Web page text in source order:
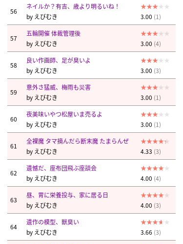
56
ネイルか？有吉、歳より明るいね！
by えびむき 3.00 (1)
57
五輪開催 体裁管理後
by えびむき 3.00 (4)
58
良い作画師、足が臭いよ
by えびむき 3.00 (3)
59
意外さ猛威、梅雨も災害
by えびむき 3.00 (1)
60
夜美味いやつ松屋いま売るよ
by えびむき 3.00 (1)
61
全裸魔 タマ摘んだら断末魔 たまらんぜ
by えびむき 4.33 (3)
62
遺憾だ、座布団飛ぶ座談会
by えびむき 4.00 (4)
63
昼、胃に栄養投与、家に居る日
by えびむき 4.00 (3)
64
遺作の模型、獣臭い
by えびむき 3.66 (3)